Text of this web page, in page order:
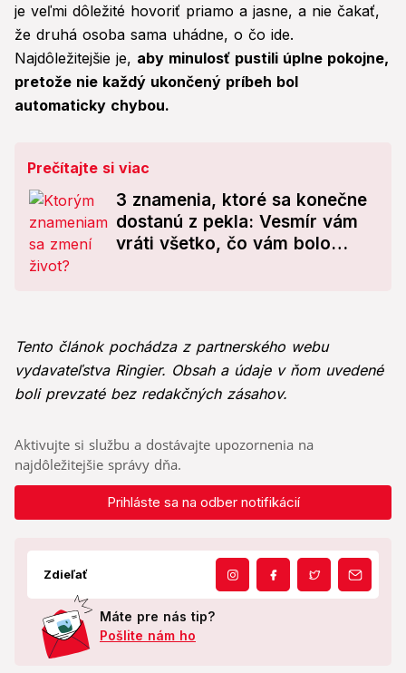
je veľmi dôležité hovoriť priamo a jasne, a nie čakať,
že druhá osoba sama uhádne, o čo ide.
Najdôležitejšie je, aby minulosť pustili úplne pokojne,
pretože nie každý ukončený príbeh bol
automaticky chybou.
Prečítajte si viac
3 znamenia, ktoré sa konečne
dostanú z pekla: Vesmír vám
vráti všetko, čo vám bolo
Tento článok pochádza z partnerského webu
vydavateľstva Ringier. Obsah a údaje v ňom uvedené
boli prevzaté bez redakčných zásahov.
Aktivujte si službu a dostávajte upozornenia na
najdôležitejšie správy dňa.
Prihláste sa na odber notifikácií
Zdieľať
Máte pre nás tip?
Pošlite nám ho